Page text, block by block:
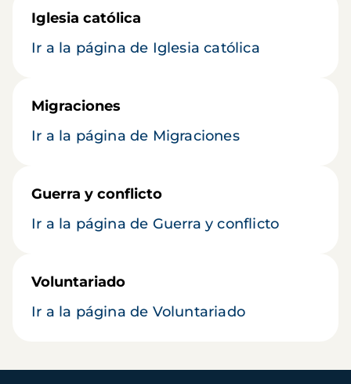
Iglesia católica
Ir a la página de Iglesia católica
Migraciones
Ir a la página de Migraciones
Guerra y conflicto
Ir a la página de Guerra y conflicto
Voluntariado
Ir a la página de Voluntariado